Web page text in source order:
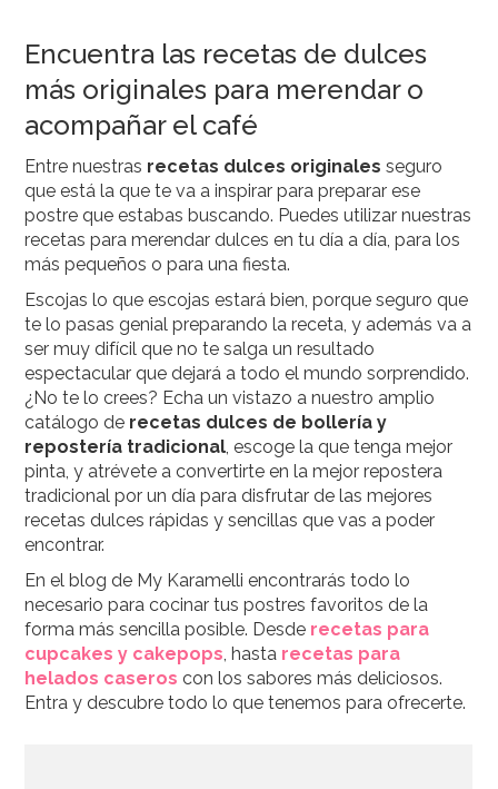
Encuentra las recetas de dulces
más originales para merendar o
acompañar el café
Entre nuestras recetas dulces originales seguro
que está la que te va a inspirar para preparar ese
postre que estabas buscando. Puedes utilizar nuestras
recetas para merendar dulces en tu día a día, para los
más pequeños o para una fiesta.
Escojas lo que escojas estará bien, porque seguro que
te lo pasas genial preparando la receta, y además va a
ser muy difícil que no te salga un resultado
espectacular que dejará a todo el mundo sorprendido.
¿No te lo crees? Echa un vistazo a nuestro amplio
catálogo de recetas dulces de bollería y
repostería tradicional , escoge la que tenga mejor
pinta, y atrévete a convertirte en la mejor repostera
tradicional por un día para disfrutar de las mejores
recetas dulces rápidas y sencillas que vas a poder
encontrar.
En el blog de My Karamelli encontrarás todo lo
necesario para cocinar tus postres favoritos de la
forma más sencilla posible. Desde recetas para
cupcakes y cakepops , hasta recetas para
helados caseros con los sabores más deliciosos.
Entra y descubre todo lo que tenemos para ofrecerte.